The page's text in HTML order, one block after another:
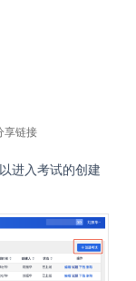
享链接
进入考试的创建